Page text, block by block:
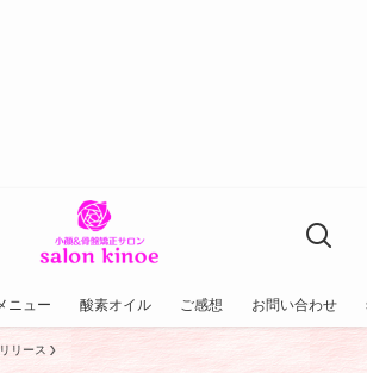
ニュー 酸素オイル ご感想 お問い合わせ
リース